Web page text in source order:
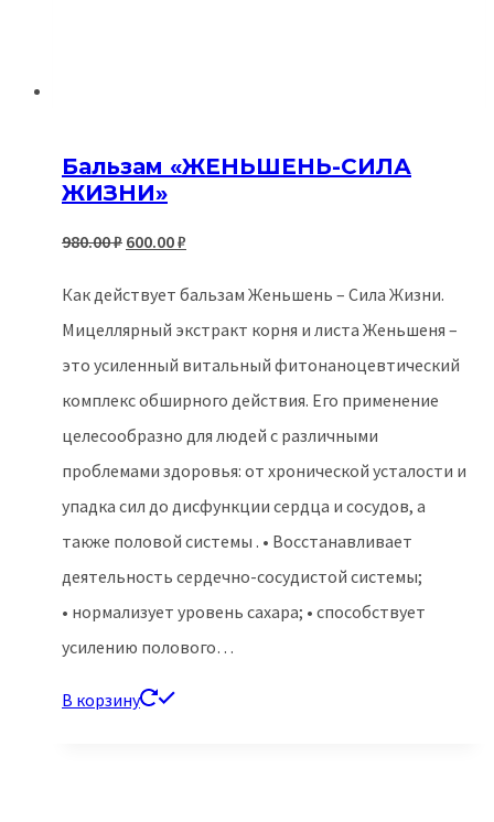
Бальзам «ЖЕНЬШЕНЬ-СИЛА
ЖИЗНИ»
980.00₽ Первоначальная
составляла
980.00 ₽.
600.00₽
Как действует бальзам Женьшень – Сила Жизни.
Мицеллярный экстракт корня и листа Женьшеня –
это усиленный витальный фитонаноцевтический
комплекс обширного действия. Его применение
целесообразно для людей с различными
проблемами здоровья: от хронической усталости и
упадка сил до дисфункции сердца и сосудов, а
также половой системы . • Восстанавливает
деятельность сердечно-сосудистой системы;
• нормализует уровень сахара; • способствует
усилению полового…
В корзину